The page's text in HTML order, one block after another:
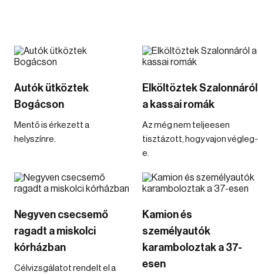
Autók ütköztek
Bogácson
Mentő is érkezett a
helyszínre.
Elköltöztek Szalonnáról
a kassai romák
Az még nem teljeesen
tisztázott, hogy vajon végleg-
e.
Negyven csecsemő
ragadt a miskolci
kórházban
Célvizsgálatot rendelt el a
Kamion és
személyautók
karamboloztak a 37-
esen